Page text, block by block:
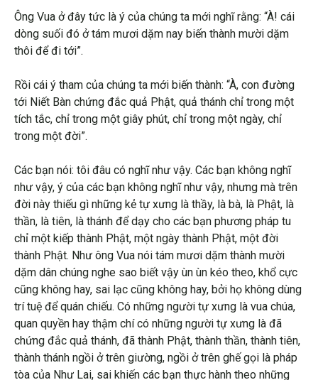
Ông Vua ở đây tức là ý của chúng ta mới nghĩ rằng: “À! cái
dòng suối đó ở tám mươi dặm nay biến thành mười dặm
thôi để đi tới”.
Rồi cái ý tham của chúng ta mới biến thành: “À, con đường
tới Niết Bàn chứng đắc quả Phật, quả thánh chỉ trong một
tích tắc, chỉ trong một giây phút, chỉ trong một ngày, chỉ
trong một đời”.
Các bạn nói: tôi đâu có nghĩ như vậy. Các bạn không nghĩ
như vậy, ý của các bạn không nghĩ như vậy, nhưng mà trên
đời này thiếu gì những kẻ tự xưng là thầy, là bà, là Phật, là
thần, là tiên, là thánh để dạy cho các bạn phương pháp tu
chỉ một kiếp thành Phật, một ngày thành Phật, một đời
thành Phật. Như ông Vua nói tám mươi dặm thành mười
dặm dân chúng nghe sao biết vậy ùn ùn kéo theo, khổ cực
cũng không hay, sai lạc cũng không hay, bởi họ không dùng
trí tuệ để quán chiếu. Có những người tự xưng là vua chúa,
quan quyền hay thậm chí có những người tự xưng là đã
chứng đắc quả thánh, đã thành Phật, thành thần, thành tiên,
thành thánh ngồi ở trên giường, ngồi ở trên ghế gọi là pháp
tòa của Như Lai, sai khiến các bạn thực hành theo những